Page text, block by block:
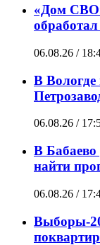
«Дом
06.08.26 /
В Вологде
06.08.26 /
В Бабаево
найти
06.08.26 /
Выборы-